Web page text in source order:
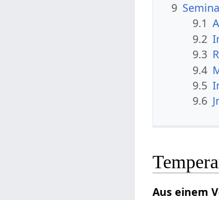
9
9.1
9.2
9.3
9.4
9.5
9.6
Aus einem